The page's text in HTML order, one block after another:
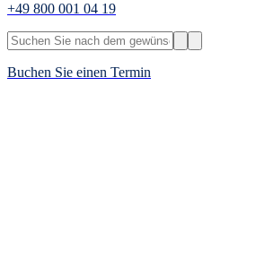
+49 800 001 04 19
Buchen Sie einen Termin